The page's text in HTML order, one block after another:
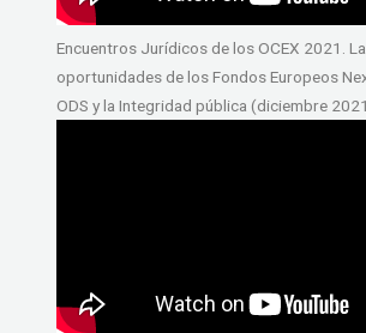
Encuentros Jurídicos de los OCEX 2021.
oportunidades de los Fondos Europeos
ODS y la Integridad pública (diciembre